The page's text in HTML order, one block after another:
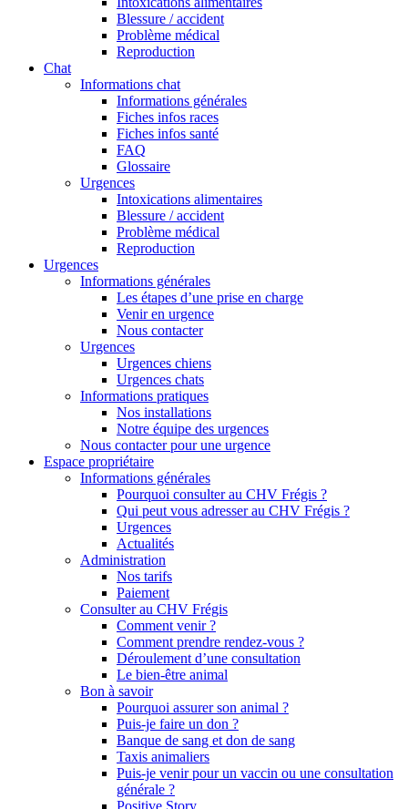
Blessure / accident
Problème médical
Reproduction
Chat
Informations chat
Informations générales
Fiches infos races
Fiches infos santé
FAQ
Glossaire
Urgences
Intoxications alimentaires
Blessure / accident
Problème médical
Reproduction
Urgences
Informations générales
Les étapes d’une prise en charge
Venir en urgence
Nous contacter
Urgences
Urgences chiens
Urgences chats
Informations pratiques
Nos installations
Notre équipe des urgences
Nous contacter pour une urgence
Espace propriétaire
Informations générales
Pourquoi consulter au CHV Frégis ?
Qui peut vous adresser au CHV Frégis ?
Urgences
Actualités
Administration
Nos tarifs
Paiement
Consulter au CHV Frégis
Comment venir ?
Comment prendre rendez-vous ?
Déroulement d’une consultation
Le bien-être animal
Bon à savoir
Pourquoi assurer son animal ?
Puis-je faire un don ?
Banque de sang et don de sang
Taxis animaliers
Puis-je venir pour un vaccin ou une consultation
générale ?
Positive Story